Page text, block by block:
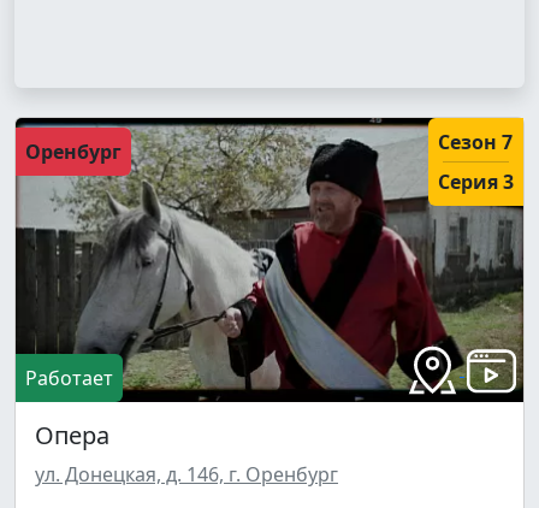
Оренбург
Сезон 7
Серия 3
Работает
Опера
ул. Донецкая, д. 146, г. Оренбург